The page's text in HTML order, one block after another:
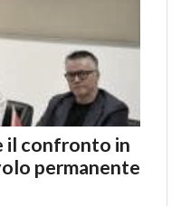
il confronto in
permanente